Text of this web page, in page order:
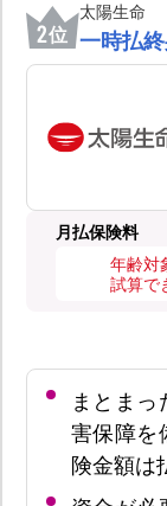
2位
太陽生命
一時払
月払保険料
年齢対
試算で
まとま
害保障を
険金額は